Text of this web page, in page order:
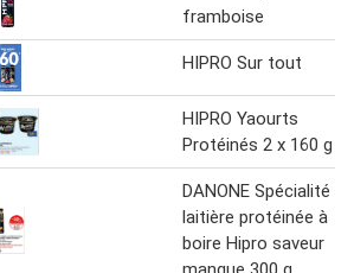
framboise
HIPRO Sur tout
HIPRO Yaourts
Protéinés 2 x 160 g
DANONE Spécialité
laitière protéinée à
boire Hipro saveur